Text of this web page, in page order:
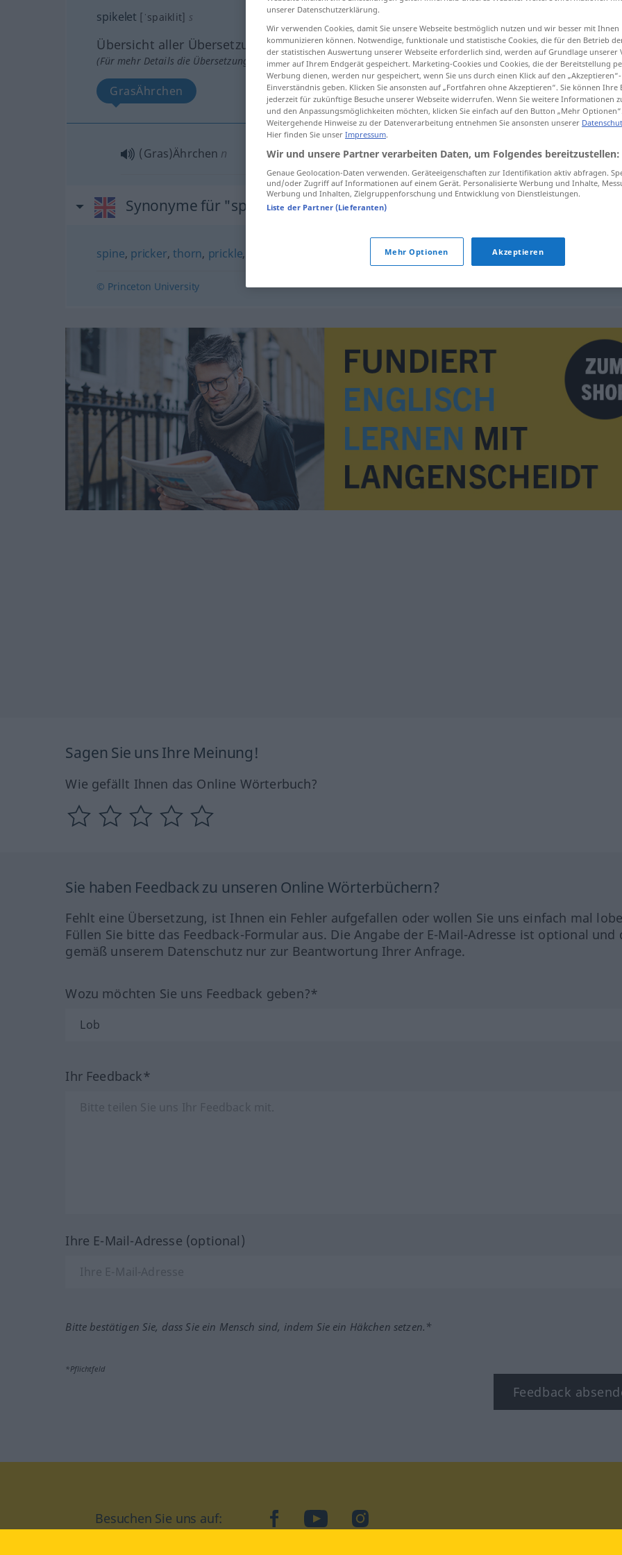
spikelet [ˈspaiklit] s
Übersicht aller Übersetzungen
(Für mehr Details die Übersetzung anklicken/antippen)
GrasÄhrchen
(Gras)Ährchen n spikelet BOT
Synonyme für "spikelet"
spine, pricker,thorn, prickle,
© Princeton University
Sagen Sie uns Ihre Meinung!
Wie gefällt Ihnen das Online Wörterbuch?
Sie haben Feedback zu unseren Online Wörterbüchern?
Fehlt eine Übersetzung, ist Ihnen ein Fehler aufgefallen oder wollen Sie uns einfach mal
Füllen Sie bitte das Feedback-Formular aus. Die Angabe der E-Mail-Adresse ist optional und
gemäß unserem Datenschutz nur zur Beantwortung Ihrer Anfrage.
Wozu möchten Sie uns Feedback geben?*
Ihr Feedback*
Ihre E-Mail-Adresse (optional)
Bitte bestätigen Sie, dass Sie ein Mensch sind, indem Sie ein Häkchen setzen.*
*Pflichtfeld
Feedback
Besuchen Sie uns auf: facebookYouTubeInstagram
unserer Datenschutzerklärung.
Wir verwenden Cookies, damit Sie unsere Webseite bestmöglich nutzen und wir besser mit Ihnen
kommunizieren können. Notwendige, funktionale und statistische Cookies, die für den Betrieb
der statistischen Auswertung unserer Webseite erforderlich sind, werden auf Grundlage unserer
immer auf Ihrem Endgerät gespeichert. Marketing-Cookies und Cookies, die der Bereitstellung
Werbung dienen, werden nur gespeichert, wenn Sie uns durch einen Klick auf den
Einverständnis geben. Klicken Sie ansonsten auf „Fortfahren ohne Akzeptieren“. Sie können
jederzeit für zukünftige Besuche unserer Webseite widerrufen. Wenn Sie weitere Informationen
und den Anpassungsmöglichkeiten möchten, klicken Sie einfach auf den Button „Mehr
Weitergehende Hinweise zu der Datenverarbeitung entnehmen Sie ansonsten unserer
Hier finden Sie unser Impressum.
Wir und unsere Partner verarbeiten Daten, um Folgendes bereitzustellen:
Genaue Geolocation-Daten verwenden. Geräteeigenschaften zur Identifikation aktiv abfragen.
und/oder Zugriff auf Informationen auf einem Gerät. Personalisierte Werbung und Inhalte,
Werbung und Inhalten, Zielgruppenforschung und Entwicklung von Dienstleistungen.
Liste der Partner (Lieferanten)
Mehr Optionen Akzeptieren